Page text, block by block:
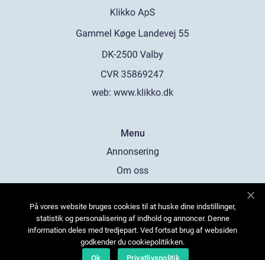
web: www.klikko.dk
Menu
Annonsering
Om oss
Kontakta oss
Sitemap
På vores website bruges cookies til at huske dine indstillinger,
statistik og personalisering af indhold og annoncer. Denne
information deles med tredjepart. Ved fortsat brug af websiden
godkender du cookiepolitikken.
Ok
Privatlivspolitik